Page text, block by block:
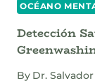
OCÉANO
Detección
By Dr.